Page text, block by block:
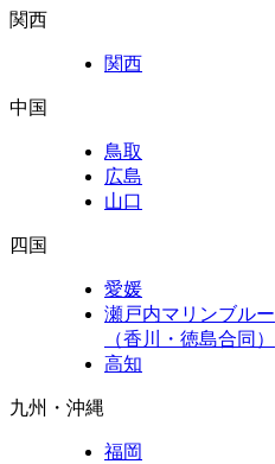
関西
関西
中国
鳥取
広島
山口
四国
愛媛
瀬戸内マリンブルー
（香川・徳島合同）
高知
九州・沖縄
福岡